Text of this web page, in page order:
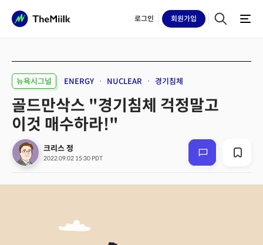
로그인 회원가입
뉴욕시그널 ENERGY NUCLEAR 경기침체
골드만삭스 "경기침체 걱정말고
이것 매수하라!"
크리스 정
2022.09.02 15:30 PDT